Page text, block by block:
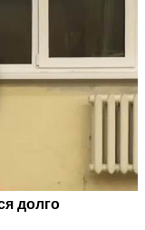
долго